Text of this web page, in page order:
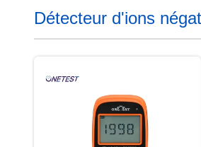
Détecteur d'ions